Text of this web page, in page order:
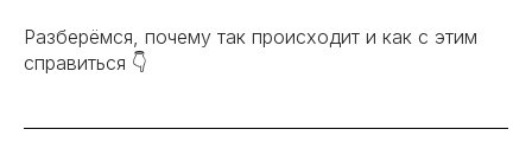
Разберёмся, почему так происходит и как с этим
справиться 👇